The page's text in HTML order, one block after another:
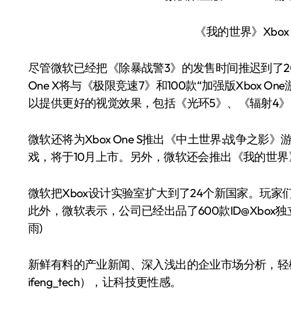
《我的世界》
尽管微软已经把《除暴战警3》的发售时间推迟到了
One X将与《极限竞速7》和100款“加强版Xbox
以提供更好的视觉效果，包括《光环5》、《辐射4》
微软还将为Xbox One S推出《中土世界:战争之影》
戏，将于10月上市。另外，微软还会推出《我的世界
微软把Xbox设计实验室扩大到了24个新国家。玩家
此外，微软表示，公司已经出品了600款ID@Xbox
雨)
新鲜有料的产业新闻、深入浅出的企业市场分析，
ifeng_tech），让科技更性感。